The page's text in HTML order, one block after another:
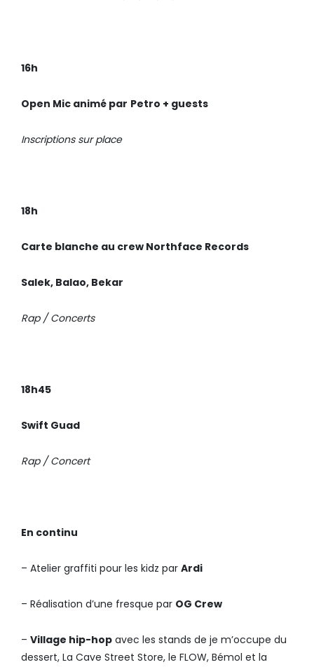
16h
Open Mic animé par Petro + guests
Inscriptions sur place
18h
Carte blanche au crew Northface Records
Salek, Balao, Bekar
Rap / Concerts
18h45
Swift Guad
Rap / Concert
En continu
– Atelier graffiti pour les kidz par Ardi
– Réalisation d’une fresque par OG Crew
– Village hip-hop avec les stands de je m’occupe du
dessert, La Cave Street Store, le FLOW, Bémol et la